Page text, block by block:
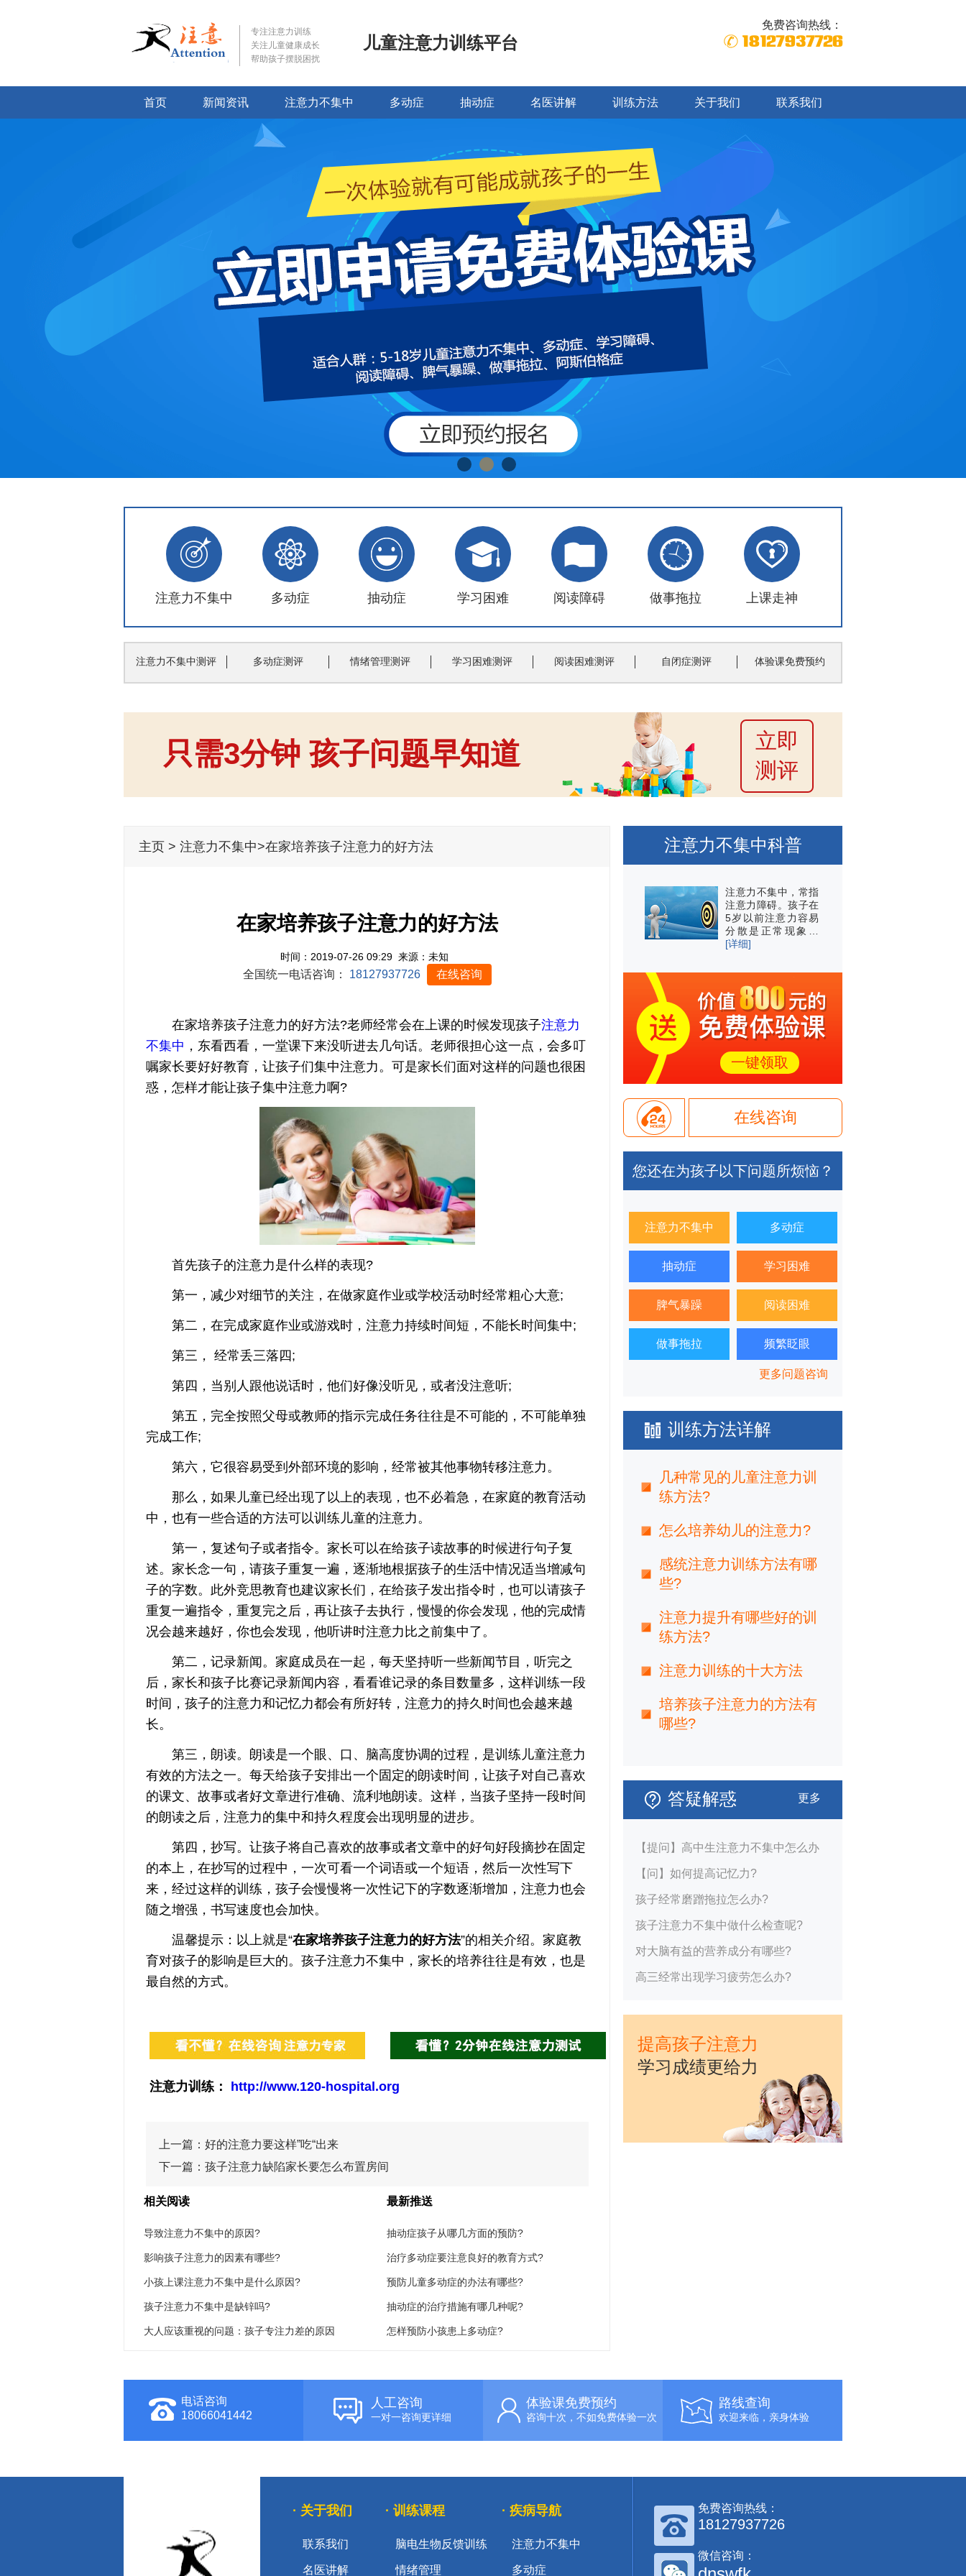
专注注意力训练
关注儿童健康成长
帮助孩子摆脱困扰
儿童注意力训练平台
免费咨询热线：
18127937726
首页 新闻资讯 注意力不集中 多动症 抽动症 名医讲解 训练方法 关于我们 联系我们
注意力不集中 多动症 抽动症 学习困难 阅读障碍 做事拖拉 上课走神
注意力不集中测评 多动症测评 情绪管理测评 学习困难测评 阅读困难测评 自闭症测评 体验课免费预约
只需3分钟 孩子问题早知道
立即
测评
主页 > 注意力不集中>在家培养孩子注意力的好方法
在家培养孩子注意力的好方法
时间：2019-07-26 09:29 来源：未知
全国统一电话咨询： 18127937726 在线咨询
在家培养孩子注意力的好方法?老师经常会在上课的时候发现孩子注意力
不集中 ，东看西看，一堂课下来没听进去几句话。老师很担心这一点，会多叮
嘱家长要好好教育，让孩子们集中注意力。可是家长们面对这样的问题也很困
惑，怎样才能让孩子集中注意力啊?
首先孩子的注意力是什么样的表现?
第一，减少对细节的关注，在做家庭作业或学校活动时经常粗心大意;
第二，在完成家庭作业或游戏时，注意力持续时间短，不能长时间集中;
第三， 经常丢三落四;
第四，当别人跟他说话时，他们好像没听见，或者没注意听;
第五，完全按照父母或教师的指示完成任务往往是不可能的，不可能单独
完成工作;
第六，它很容易受到外部环境的影响，经常被其他事物转移注意力。
那么，如果儿童已经出现了以上的表现，也不必着急，在家庭的教育活动
中，也有一些合适的方法可以训练儿童的注意力。
第一，复述句子或者指令。家长可以在给孩子读故事的时候进行句子复
述。家长念一句，请孩子重复一遍，逐渐地根据孩子的生活中情况适当增减句
子的字数。此外竞思教育也建议家长们，在给孩子发出指令时，也可以请孩子
重复一遍指令，重复完之后，再让孩子去执行，慢慢的你会发现，他的完成情
况会越来越好，你也会发现，他听讲时注意力比之前集中了。
第二，记录新闻。家庭成员在一起，每天坚持听一些新闻节目，听完之
后，家长和孩子比赛记录新闻内容，看看谁记录的条目数量多，这样训练一段
时间，孩子的注意力和记忆力都会有所好转，注意力的持久时间也会越来越
长。
第三，朗读。朗读是一个眼、口、脑高度协调的过程，是训练儿童注意力
有效的方法之一。每天给孩子安排出一个固定的朗读时间，让孩子对自己喜欢
的课文、故事或者好文章进行准确、流利地朗读。这样，当孩子坚持一段时间
的朗读之后，注意力的集中和持久程度会出现明显的进步。
第四，抄写。让孩子将自己喜欢的故事或者文章中的好句好段摘抄在固定
的本上，在抄写的过程中，一次可看一个词语或一个短语，然后一次性写下
来，经过这样的训练，孩子会慢慢将一次性记下的字数逐渐增加，注意力也会
随之增强，书写速度也会加快。
温馨提示：以上就是“在家培养孩子注意力的好方法”的相关介绍。家庭教
育对孩子的影响是巨大的。孩子注意力不集中，家长的培养往往是有效，也是
最自然的方式。
注意力训练： http://www.120-hospital.org
上一篇： 好的注意力要这样”吃“出来
下一篇： 孩子注意力缺陷家长要怎么布置房间
相关阅读
导致注意力不集中的原因?
影响孩子注意力的因素有哪些?
小孩上课注意力不集中是什么原因?
孩子注意力不集中是缺锌吗?
大人应该重视的问题：孩子专注力差的原因
最新推送
抽动症孩子从哪几方面的预防?
治疗多动症要注意良好的教育方式?
预防儿童多动症的办法有哪些?
抽动症的治疗措施有哪几种呢?
怎样预防小孩患上多动症?
注意力不集中科普
注意力不集中，常指
注意力障碍。孩子在
5岁以前注意力容易
分散是正常现象…
[详细]
一键领取
在线咨询
您还在为孩子以下问题所烦恼？
注意力不集中 多动症
抽动症 学习困难
脾气暴躁 阅读困难
做事拖拉 频繁眨眼
更多问题咨询
训练方法详解
几种常见的儿童注意力训
练方法?
怎么培养幼儿的注意力?
感统注意力训练方法有哪
些?
注意力提升有哪些好的训
练方法?
注意力训练的十大方法
培养孩子注意力的方法有
哪些?
答疑解惑 更多
【提问】高中生注意力不集中怎么办
【问】如何提高记忆力?
孩子经常磨蹭拖拉怎么办?
孩子注意力不集中做什么检查呢?
对大脑有益的营养成分有哪些?
高三经常出现学习疲劳怎么办?
提高孩子注意力
学习成绩更给力
电话咨询
18066041442
人工咨询
一对一咨询更详细
体验课免费预约
咨询十次，不如免费体验一次
路线查询
欢迎来临，亲身体验
· 关于我们
联系我们
名医讲解
· 训练课程
脑电生物反馈训练
情绪管理
· 疾病导航
注意力不集中
多动症
免费咨询热线：
18127937726
微信咨询：